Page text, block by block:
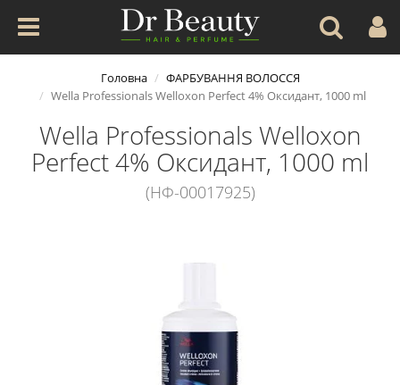
Головна
ФАРБУВАННЯ ВОЛОССЯ
Wella Professionals Welloxon Perfect 4% Оксидант, 1000 ml
Wella Professionals Welloxon
Perfect 4% Оксидант, 1000 ml
(НФ-00017925)